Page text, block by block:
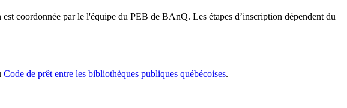
coordonnée par le l'équipe du PEB de BAnQ. Les étapes d’inscription dépendent du
Code de prêt entre les bibliothèques publiques québécoises.